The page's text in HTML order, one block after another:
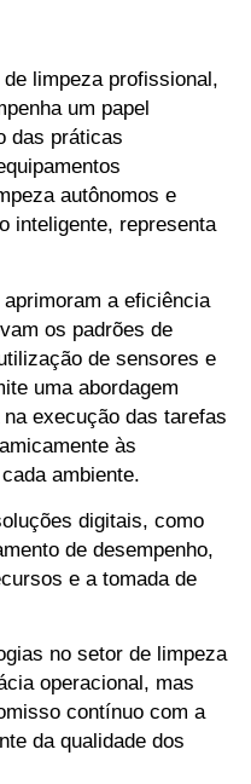
limpeza profissional,
um papel
das práticas
autônomos e
inteligente, representa
a eficiência
os padrões de
de sensores e
uma abordagem
execução das tarefas
às
ambiente.
digitais, como
de desempenho,
e a tomada de
no setor de limpeza
operacional, mas
contínuo com a
da qualidade dos